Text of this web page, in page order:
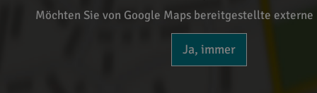
Möchten Sie von Google Maps bereitgestellte
Ja, immer